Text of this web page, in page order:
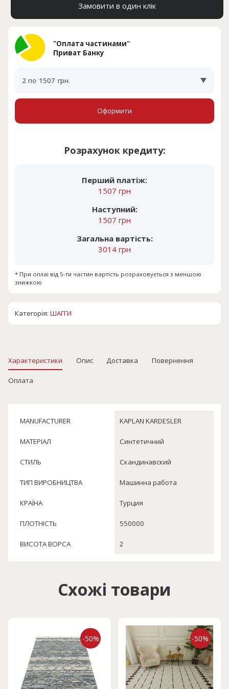
Замовити в один клік
"Оплата частинами"
Приват Банку
2 по 1507 грн.
Оформити
Розрахунок кредиту:
Перший платіж:
1507 грн
Наступний:
1507 грн
Загальна вартість:
3014 грн
* При оплаі від 5-ти частин вартість розраховується з меншою
знижкою
Категорія:ШАГГИ
Характеристики Опис Доставка Повернення
Оплата
MANUFACTURER KAPLAN KARDESLER
МАТЕРІАЛ Синтетичний
СТИЛЬ Cкандинавский
ТИП ВИРОБНИЦТВА Машинна работа
КРАЇНА Турция
ПЛОТНІСТЬ 550000
ВИСОТА ВОРСА 2
Схожі товари
-50% -50%